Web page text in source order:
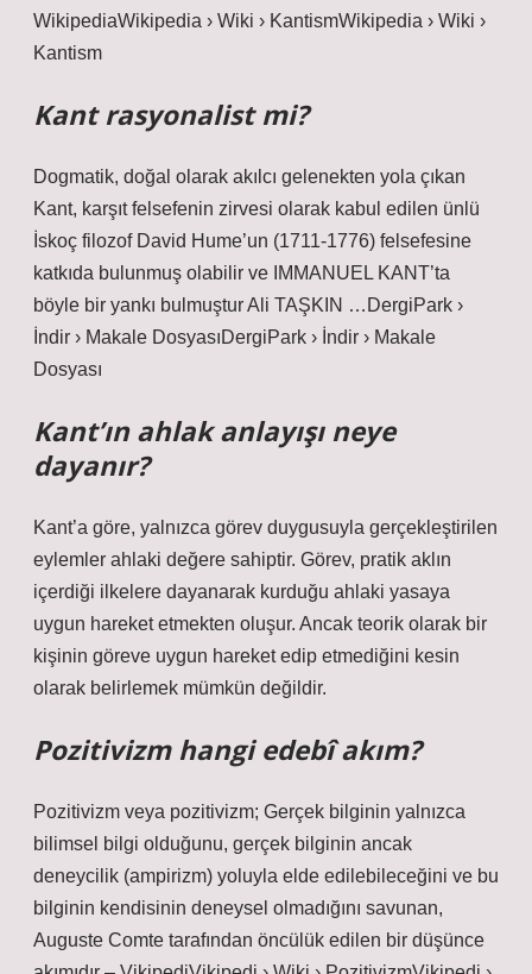
WikipediaWikipedia › Wiki › KantismWikipedia › Wiki ›
Kantism
Kant rasyonalist mi?
Dogmatik, doğal olarak akılcı gelenekten yola çıkan
Kant, karşıt felsefenin zirvesi olarak kabul edilen ünlü
İskoç filozof David Hume’un (1711-1776) felsefesine
katkıda bulunmuş olabilir ve IMMANUEL KANT’ta
böyle bir yankı bulmuştur Ali TAŞKIN …DergiPark ›
İndir › Makale DosyasıDergiPark › İndir › Makale
Dosyası
Kant’ın ahlak anlayışı neye
dayanır?
Kant’a göre, yalnızca görev duygusuyla gerçekleştirilen
eylemler ahlaki değere sahiptir. Görev, pratik aklın
içerdiği ilkelere dayanarak kurduğu ahlaki yasaya
uygun hareket etmekten oluşur. Ancak teorik olarak bir
kişinin göreve uygun hareket edip etmediğini kesin
olarak belirlemek mümkün değildir.
Pozitivizm hangi edebî akım?
Pozitivizm veya pozitivizm; Gerçek bilginin yalnızca
bilimsel bilgi olduğunu, gerçek bilginin ancak
deneycilik (ampirizm) yoluyla elde edilebileceğini ve bu
bilginin kendisinin deneysel olmadığını savunan,
Auguste Comte tarafından öncülük edilen bir düşünce